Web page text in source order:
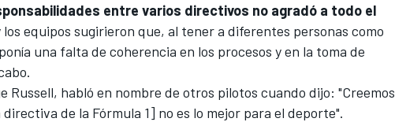
entre varios directivos no agradó a todo el
los equipos sugirieron que, al tener a diferentes personas como
una falta de coherencia en los procesos y en la toma de
Russell, habló en nombre de otros pilotos cuando dijo: "Creemos
de la Fórmula 1] no es lo mejor para el deporte".